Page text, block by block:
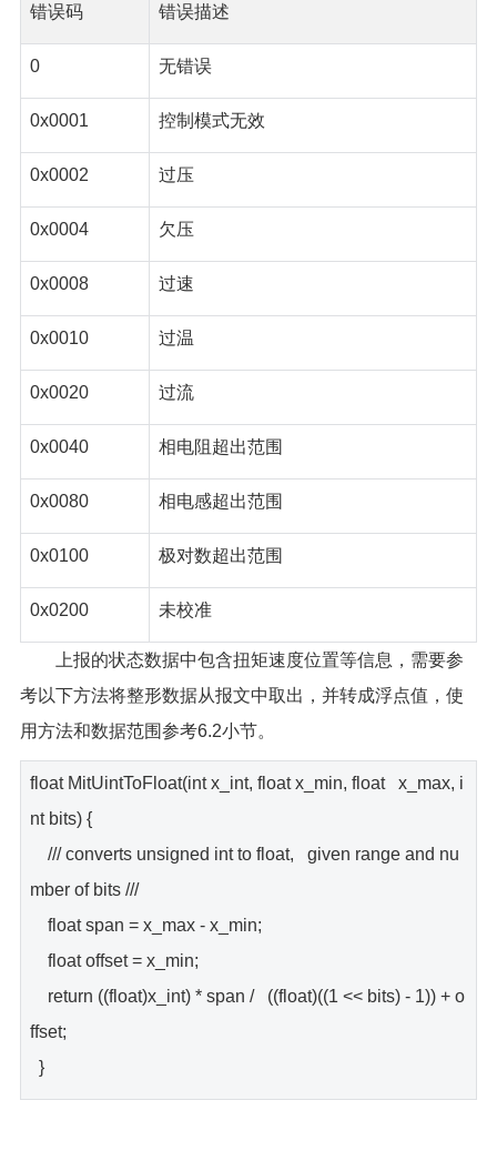
错误码 错误描述
0 无错误
0x0001 控制模式无效
0x0002 过压
0x0004 欠压
0x0008 过速
0x0010 过温
0x0020 过流
0x0040 相电阻超出范围
0x0080 相电感超出范围
0x0100 极对数超出范围
0x0200 未校准
上报的状态数据中包含扭矩速度位置等信息，需要参
考以下方法将整形数据从报文中取出，并转成浮点值，使
用方法和数据范围参考6.2小节。
float MitUintToFloat(int x_int, float x_min, float x_max, i
nt bits) {
/// converts unsigned int to float, given range and nu
mber of bits ///
float span = x_max - x_min;
float offset = x_min;
return ((float)x_int) * span / ((float)((1 << bits) - 1)) + o
ffset;
}